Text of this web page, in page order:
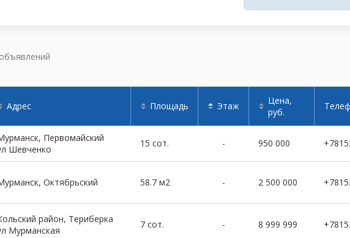
объявлений
Адрес Площадь Этаж
Цена,
руб.
Первомайский
Шевченко
15 сот. - 950 000
Октябрьский 58.7 м2 - 2 500 000
район, Териберка
Мурманская
7 сот. - 8 999 999